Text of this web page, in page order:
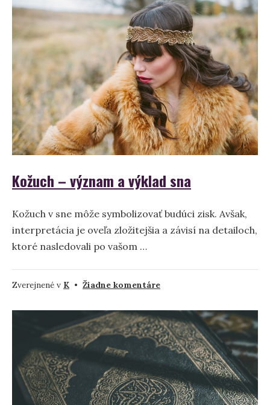
význam
a
symbolika
snov
Kožuch – význam a výklad sna
Kožuch v sne môže symbolizovať budúci zisk. Avšak,
interpretácia je oveľa zložitejšia a závisí na detailoch,
ktoré nasledovali po vašom …
Zverejnené v K • Žiadne komentárena
–
význam
a
výklad
sna